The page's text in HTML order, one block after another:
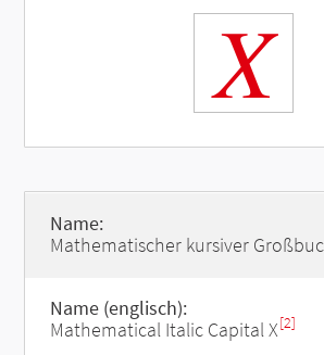
𝑋
Name:
Mathematischer kursiver
Name (englisch):
Mathematical Italic Capital X[2]